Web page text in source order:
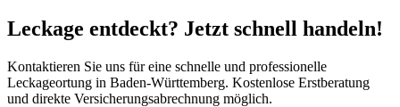
Leckage entdeckt? Jetzt schnell handeln!
Kontaktieren Sie uns für eine schnelle und professionelle
Leckageortung in Baden-Württemberg. Kostenlose Erstberatung
und direkte Versicherungsabrechnung möglich.